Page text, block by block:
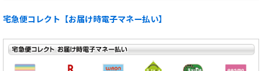
宅急便コレクト【お届け時電子マネー払い】